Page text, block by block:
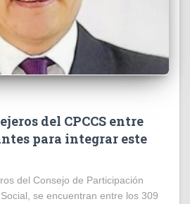
del CPCCS entre
para integrar este
del Consejo de Participación
se encuentran entre los 309